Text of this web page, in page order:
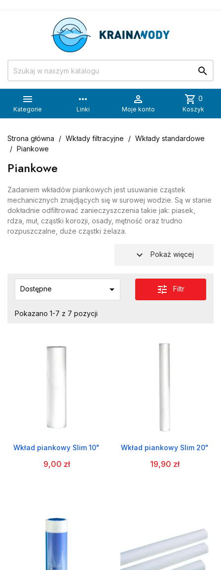


Kategorie
more_horiz
Linki

Moje konto
shopping_cart 0
Koszyk
Strona główna Wkłady filtracyjne
Wkłady standardowe
Piankowe
Piankowe
Zadaniem wkładów piankowych jest usuwanie cząstek
mechanicznych znajdjących się w surowej wodzie. Są w stanie
dokładnie odfiltrować zanieczyszczenia takie jak: piasek,
rdza, muł, cząstki korozji, osady, mętność oraz trudno
rozpuszczalne, duże cząstki żelaza.
expand_more Pokaż więcej
Dostępne  tune Filtr
Pokazano 1-7 z 7 pozycji
Wkład piankowy Slim 10"
9,00 zł
Wkład piankowy Slim 20"
19,90 zł